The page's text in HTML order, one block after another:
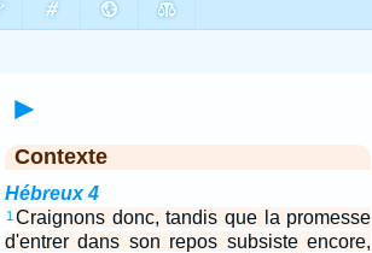
►
Contexte
Hébreux 4
1 Craignons donc, tandis que la promesse
d'entrer dans son repos subsiste encore,